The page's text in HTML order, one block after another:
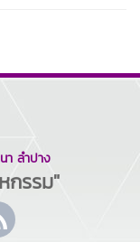
า ลำปาง
กรรม"